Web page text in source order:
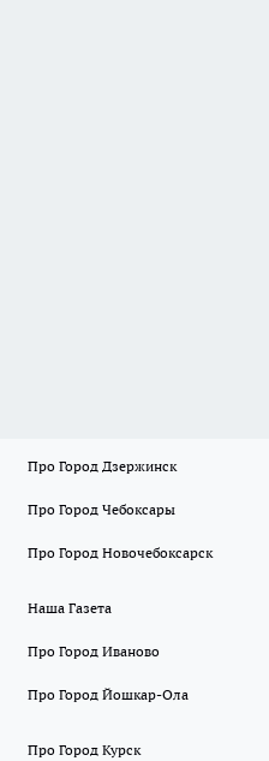
Про Город Дзержинск
Про Город Чебоксары
Про Город Новочебоксарск
Наша Газета
Про Город Иваново
Про Город Йошкар-Ола
Про Город Курск